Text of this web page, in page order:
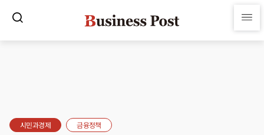
시민과경제 금융정책